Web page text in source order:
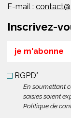
E-mail :
Inscrivez-
Email
RGPD*
En soumettant
saisies soient
Politique de